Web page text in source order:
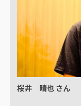
桜井 晴也 さん